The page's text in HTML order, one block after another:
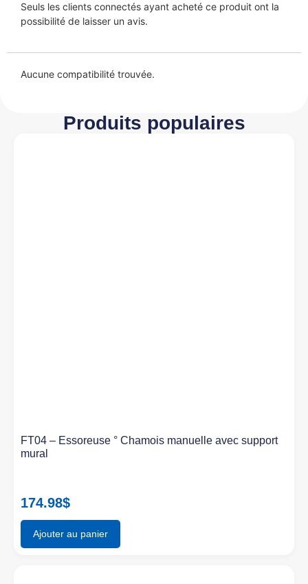
Seuls les clients connectés ayant acheté ce produit ont la
possibilité de laisser un avis.
Aucune compatibilité trouvée.
Produits populaires
FT04 – Essoreuse ° Chamois manuelle avec support
mural
174.98$
Ajouter au panier